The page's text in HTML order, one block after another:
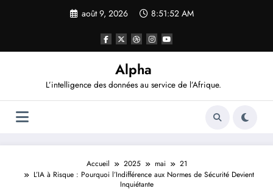
août 9, 2026 8:51:54 AM
Alpha
L’intelligence des données au service de l’Afrique.
Accueil 2025 mai
21
L’IA à Risque : Pourquoi l’Indifférence aux Normes de Sécurité Devient
Inquiétante